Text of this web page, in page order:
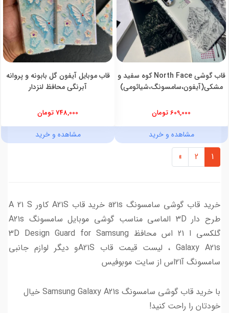
قاب گوشی North Face کوه سفید و
مشکی(آیفون،سامسونگ،شیائومی)
609,000 تومان
مشاهده و خرید
قاب موبایل آیفون گل بابونه و پروانه
آبرنگی محافظ لنزدار
748,000 تومان
مشاهده و خرید
1
2
»
‫خرید قاب گوشی سامسونگ a21s ‬‎خرید قاب A21S کاور A 21 S
طرح دار 3D الماسی مناسب گوشی موبایل سامسونگ A21s
گلکسی ا 21 اس محافظ 3D Design Guard for Samsung
Galaxy A21s ، لیست قیمت قاب A21Sو دیگر لوازم جانبی
سامسونگ آ21اس از سایت موبوفیس
با خرید قاب گوشی سامسونگ Samsung Galaxy A21s خیال
خودتان را راحت کنید!